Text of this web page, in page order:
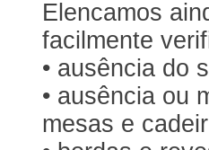
Elencamos
facilmente
• ausência do
• ausência ou
mesas e